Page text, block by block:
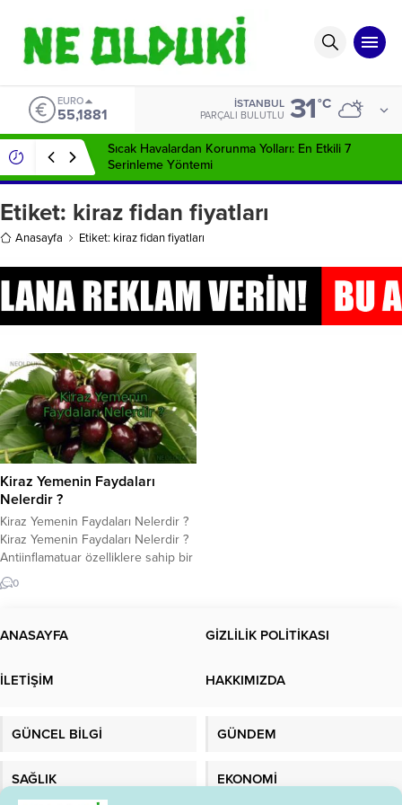
EURO
55,1881
İSTANBUL
PARÇALI BULUTLU 31°C
Sıcak Havalardan Korunma Yolları: En Etkili 7
Serinleme Yöntemi
Etiket: kiraz fidan fiyatları
Anasayfa Etiket: kiraz fidan fiyatları
Kiraz Yemenin Faydaları
Nelerdir ?
Kiraz Yemenin Faydaları Nelerdir ?
Kiraz Yemenin Faydaları Nelerdir ?
Antiinflamatuar özelliklere sahip bir
antioksidan deposu olan kiraz,
iltihaplanma ve hastalık
faydaları hakkında daha fazla bilgi
ağaçta çiçek açarak baharı, meyve
0
ANASAYFA GİZLİLİK POLİTİKASI
İLETİŞİM HAKKIMIZDA
GÜNCEL BİLGİ GÜNDEM
SAĞLIK EKONOMİ